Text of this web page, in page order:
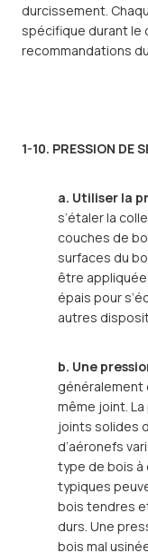
durcissement.
spécifique durant le
recommandations
1-10. PRESSION DE
a. Utiliser la
s’étaler la
couches de
surfaces du
être
épais pour
autres
b. Une
généralement
même joint.
joints solides
d’aéronefs
type de bois à
typiques
bois tendres
durs. Une
bois mal